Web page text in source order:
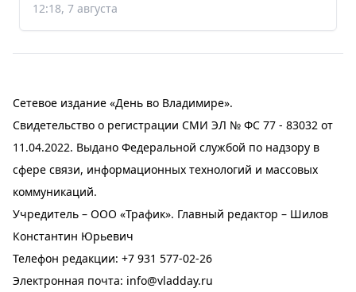
12:18, 7 августа
Сетевое издание «День во Владимире».
Свидетельство о регистрации СМИ ЭЛ № ФС 77 - 83032 от
11.04.2022. Выдано Федеральной службой по надзору в
сфере связи, информационных технологий и массовых
коммуникаций.
Учредитель – ООО «Трафик». Главный редактор – Шилов
Константин Юрьевич
Телефон редакции: +7 931 577-02-26
Электронная почта: info@vladday.ru